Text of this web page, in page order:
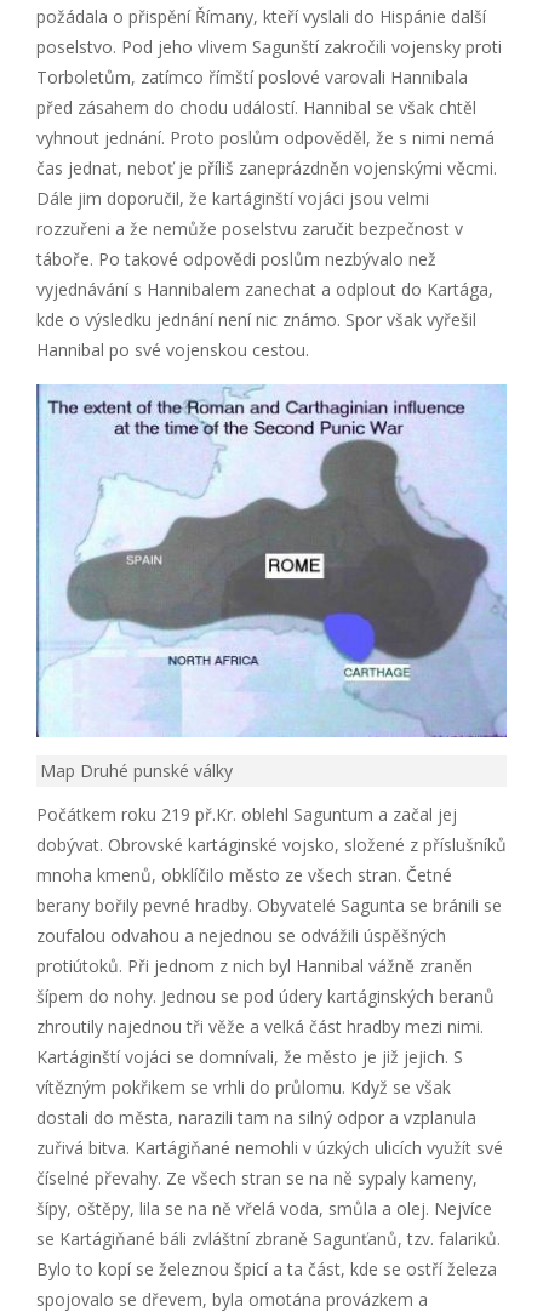
požádala o přispění Římany, kteří vyslali do Hispánie další
poselstvo. Pod jeho vlivem Sagunští zakročili vojensky proti
Torboletům, zatímco římští poslové varovali Hannibala
před zásahem do chodu událostí. Hannibal se však chtěl
vyhnout jednání. Proto poslům odpověděl, že s nimi nemá
čas jednat, neboť je příliš zaneprázdněn vojenskými věcmi.
Dále jim doporučil, že kartáginští vojáci jsou velmi
rozzuřeni a že nemůže poselstvu zaručit bezpečnost v
táboře. Po takové odpovědi poslům nezbývalo než
vyjednávání s Hannibalem zanechat a odplout do Kartága,
kde o výsledku jednání není nic známo. Spor však vyřešil
Hannibal po své vojenskou cestou.
Map Druhé punské války
Počátkem roku 219 př.Kr. oblehl Saguntum a začal jej
dobývat. Obrovské kartáginské vojsko, složené z příslušníků
mnoha kmenů, obklíčilo město ze všech stran. Četné
berany bořily pevné hradby. Obyvatelé Sagunta se bránili se
zoufalou odvahou a nejednou se odvážili úspěšných
protiútoků. Při jednom z nich byl Hannibal vážně zraněn
šípem do nohy. Jednou se pod údery kartáginských beranů
zhroutily najednou tři věže a velká část hradby mezi nimi.
Kartáginští vojáci se domnívali, že město je již jejich. S
vítězným pokřikem se vrhli do průlomu. Když se však
dostali do města, narazili tam na silný odpor a vzplanula
zuřivá bitva. Kartágiňané nemohli v úzkých ulicích využít své
číselné převahy. Ze všech stran se na ně sypaly kameny,
šípy, oštěpy, lila se na ně vřelá voda, smůla a olej. Nejvíce
se Kartágiňané báli zvláštní zbraně Sagunťanů, tzv. falariků.
Bylo to kopí se železnou špicí a ta část, kde se ostří železa
spojovalo se dřevem, byla omotána provázkem a